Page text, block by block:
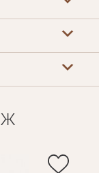
посиланням для